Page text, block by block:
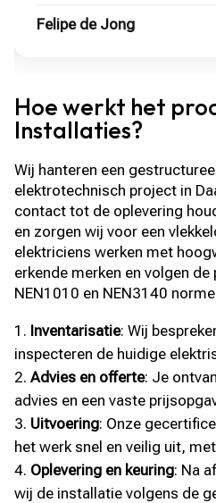
Mahir Cingi
Hoe werkt het
Installaties?
Wij hanteren een
elektrotechnisch project in
contact tot de oplevering
en zorgen wij voor een
elektriciens werken met
erkende merken en volgen
NEN1010 en NEN3140
Inventarisatie: Wij
inspecteren de huidige
Advies en offerte: Je
advies en een vaste
Uitvoering: Onze
het werk snel en veilig uit,
Oplevering en keuring: Na
wij de installatie volgens de